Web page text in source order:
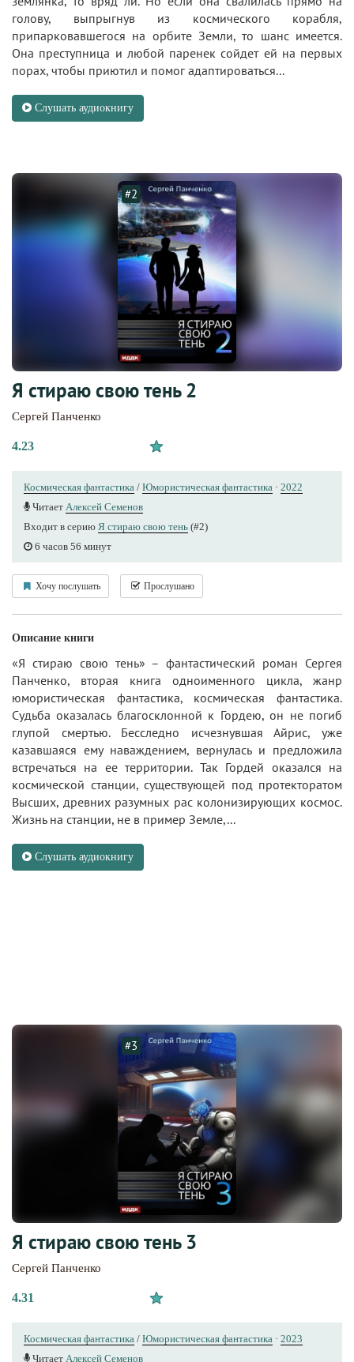
голову, выпрыгнув из космического корабля,
припарковавшегося на орбите Земли, то шанс имеется.
Она преступница и любой паренек сойдет ей на первых
порах, чтобы приютил и помог адаптироваться...
Слушать аудиокнигу
#2
Я стираю свою тень 2
Сергей Панченко
4.23
Космическая фантастика / Юмористическая фантастика · 2022
Читает Алексей Семенов
Входит в серию Я стираю свою тень (#2)
6 часов 56 минут
Хочу послушать Прослушано
Описание книги
«Я стираю свою тень» – фантастический роман Сергея
Панченко, вторая книга одноименного цикла, жанр
юмористическая фантастика, космическая фантастика.
Судьба оказалась благосклонной к Гордею, он не погиб
глупой смертью. Бесследно исчезнувшая Айрис, уже
казавшаяся ему наваждением, вернулась и предложила
встречаться на ее территории. Так Гордей оказался на
космической станции, существующей под протекторатом
Высших, древних разумных рас колонизирующих космос.
Жизнь на станции, не в пример Земле,...
Слушать аудиокнигу
#3
Я стираю свою тень 3
Сергей Панченко
4.31
Космическая фантастика / Юмористическая фантастика · 2023
Читает Алексей Семенов